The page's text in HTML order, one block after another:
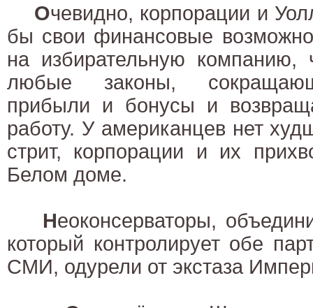
Очевидно, корпорации и
бы свои финансовые
на избирательную компанию,
любые законы,
прибыли и бонусы и
работу. У американцев нет
стрит, корпорации и их
Белом доме.
Неоконсерваторы,
который контролирует обе
СМИ, одурели от экстаза